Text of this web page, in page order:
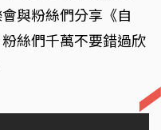
與粉絲們分享《自
絲們千萬不要錯過欣